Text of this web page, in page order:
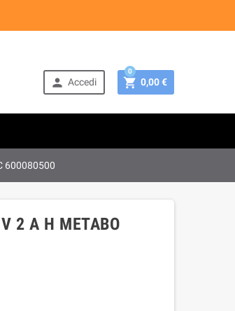
 Accedi  0,00 €
0
600080500
2 A H METABO